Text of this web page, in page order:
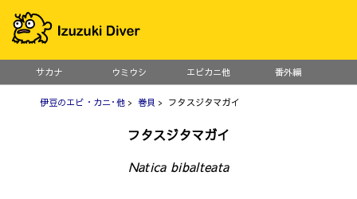
サカナ ウミウシ エビカニ他 番外編
伊豆のエビ・カニ･他> 巻貝 > フタスジタマガイ
フタスジタマガイ
Natica bibalteata